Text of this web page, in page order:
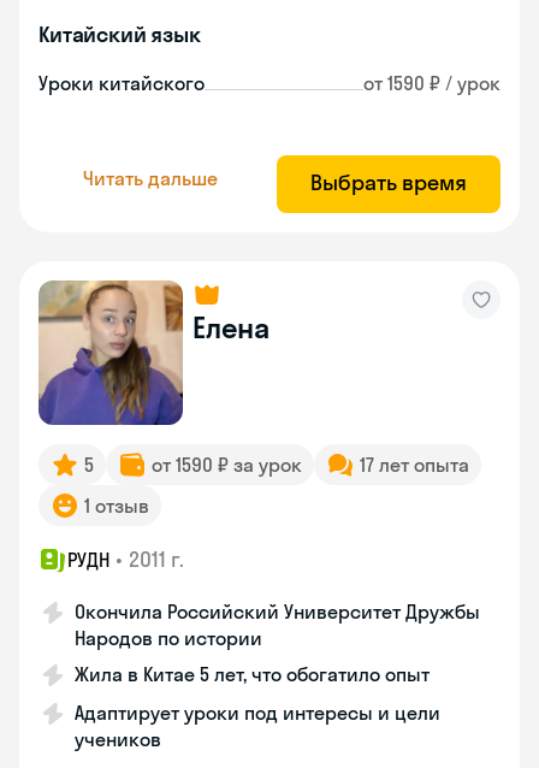
Китайский язык
Уроки китайского от 1590 ₽ / урок
Читать дальше Выбрать время
Елена
5 от 1590 ₽ за урок
17 лет опыта
1 отзыв
РУДН • 2011 г.
Окончила Российский Университет Дружбы
Народов по истории
Жила в Китае 5 лет, что обогатило опыт
Адаптирует уроки под интересы и цели
учеников